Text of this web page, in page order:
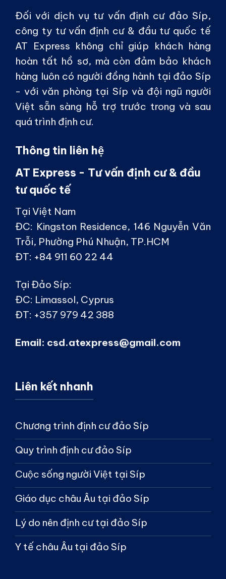
Đối với dịch vụ tư vấn định cư đảo Síp,
công ty tư vấn định cư & đầu tư quốc tế
AT Express không chỉ giúp khách hàng
hoàn tất hồ sơ, mà còn đảm bảo khách
hàng luôn có người đồng hành tại đảo Síp
- với văn phòng tại Síp và đội ngũ người
Việt sẵn sàng hỗ trợ trước trong và sau
quá trình định cư.
Thông tin liên hệ
AT Express - Tư vấn định cư & đầu
tư quốc tế
Tại Việt Nam
ĐC: Kingston Residence, 146 Nguyễn Văn
Trỗi, Phường Phú Nhuận, TP.HCM
ĐT: +84 911 60 22 44
Tại Đảo Síp:
ĐC: Limassol, Cyprus
ĐT: +357 979 42 388
Email: csd.atexpress@gmail.com
Liên kết nhanh
Chương trình định cư đảo Síp
Quy trình định cư đảo Síp
Cuộc sống người Việt tại Síp
Giáo dục châu Âu tại đảo Síp
Lý do nên định cư tại đảo Síp
Y tế châu Âu tại đảo Síp